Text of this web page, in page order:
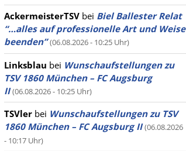
AckermeisterTSV bei Biel Ballester Relat
“…alles auf professionelle Art und Weise
beenden” (06.08.2026 - 10:25 Uhr)
Linksblau bei Wunschaufstellungen zu
TSV 1860 München – FC Augsburg
II (06.08.2026 - 10:25 Uhr)
TSVler bei Wunschaufstellungen zu TSV
1860 München – FC Augsburg II (06.08.2026
- 10:17 Uhr)